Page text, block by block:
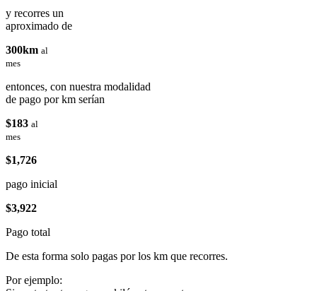
y recorres un
aproximado de
300km al
mes
entonces, con nuestra modalidad
de pago por km serían
$183 al
mes
$1,726
pago inicial
$3,922
Pago total
De esta forma solo pagas por los km que recorres.
Por ejemplo: